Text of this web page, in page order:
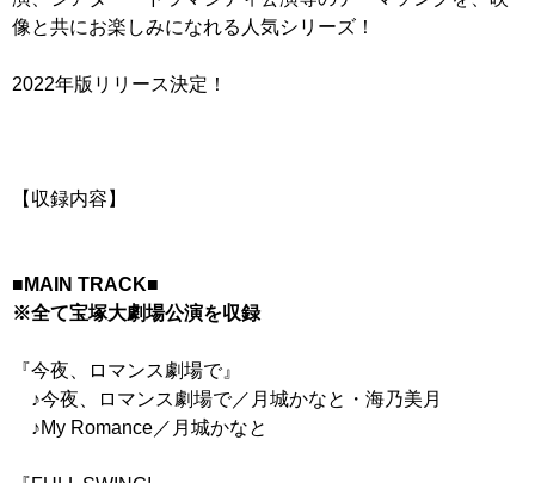
像と共にお楽しみになれる人気シリーズ！
2022年版リリース決定！
【収録内容】
■MAIN TRACK■
※全て宝塚大劇場公演を収録
『今夜、ロマンス劇場で』
♪今夜、ロマンス劇場で／月城かなと・海乃美月
♪My Romance／月城かなと